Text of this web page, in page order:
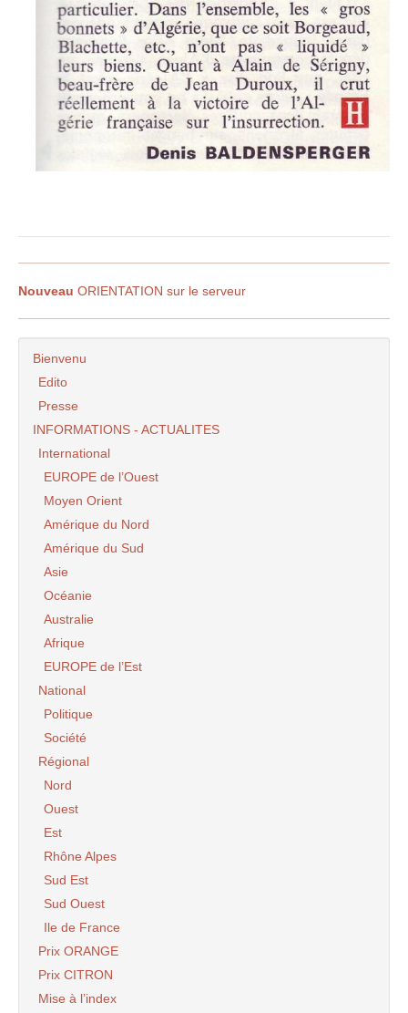
Nouveau ORIENTATION sur le serveur
Bienvenu
Edito
Presse
INFORMATIONS - ACTUALITES
International
EUROPE de l’Ouest
Moyen Orient
Amérique du Nord
Amérique du Sud
Asie
Océanie
Australie
Afrique
EUROPE de l’Est
National
Politique
Société
Régional
Nord
Ouest
Est
Rhône Alpes
Sud Est
Sud Ouest
Ile de France
Prix ORANGE
Prix CITRON
Mise à l’index